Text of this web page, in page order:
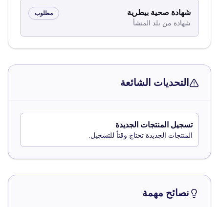
شهادة صحية بيطرية
شهادة من بلد المنشأ
مطلوب
التحديات الشائعة
تسجيل المنتجات الجديدة
المنتجات الجديدة تحتاج وقتاً للتسجيل.
نصائح مهمة